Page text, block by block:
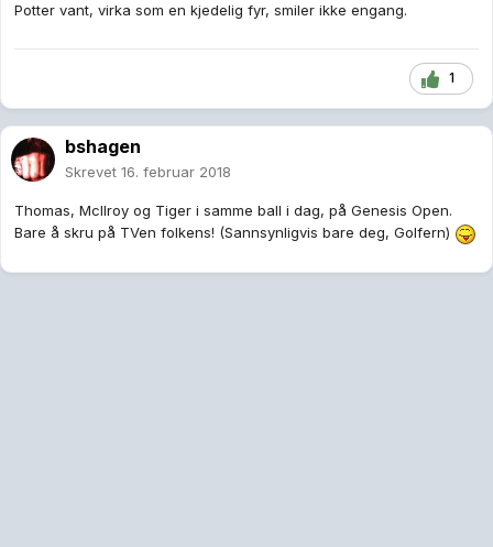
Potter vant, virka som en kjedelig fyr, smiler ikke engang.
1
bshagen
Skrevet 16. februar 2018
Thomas, McIlroy og Tiger i samme ball i dag, på Genesis Open.
Bare å skru på TVen folkens! (Sannsynligvis bare deg, Golfern)